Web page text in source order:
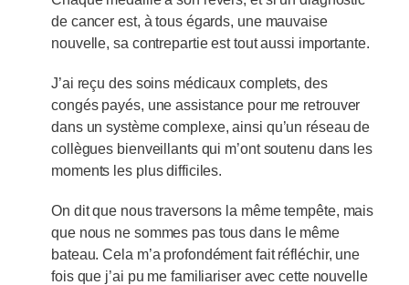
de cancer est, à tous égards, une mauvaise
nouvelle, sa contrepartie est tout aussi importante.
J’ai reçu des soins médicaux complets, des
congés payés, une assistance pour me retrouver
dans un système complexe, ainsi qu’un réseau de
collègues bienveillants qui m’ont soutenu dans les
moments les plus difficiles.
On dit que nous traversons la même tempête, mais
que nous ne sommes pas tous dans le même
bateau. Cela m’a profondément fait réfléchir, une
fois que j’ai pu me familiariser avec cette nouvelle